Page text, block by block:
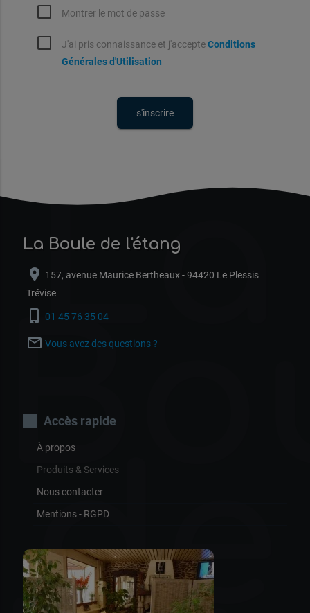
Montrer le mot de passe
J'ai pris connaissance et j'accepteConditions
Générales d'Utilisation
La
de
La Boule de l'étang
location_on 157, avenue Maurice Bertheaux - 94420 Le Plessis
Trévise
phone_iphone 01 45 76 35 04
mail_outline Vous avez des questions ?
Accès rapide
À propos
Produits & Services
Nous contacter
Mentions - RGPD